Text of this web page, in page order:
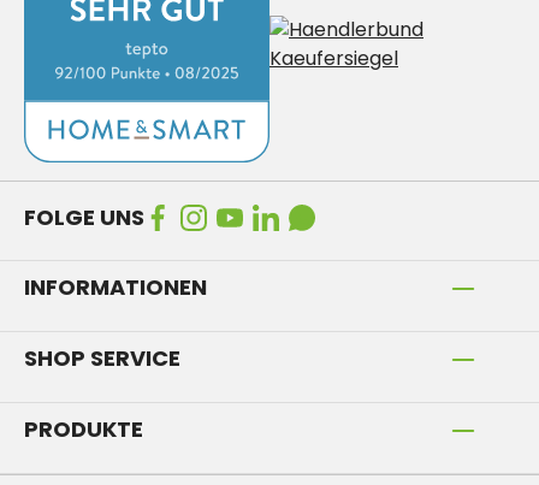
FOLGE UNS
INFORMATIONEN
SHOP SERVICE
PRODUKTE